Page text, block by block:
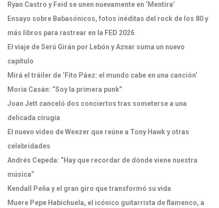
Ryan Castro y Feid se unen nuevamente en ‘Mentira’
Ensayo sobre Babasónicos, fotos inéditas del rock de los 80 y
más libros para rastrear en la FED 2026
El viaje de Serú Girán por Lebón y Aznar suma un nuevo
capítulo
Mirá el tráiler de ‘Fito Páez: el mundo cabe en una canción’
Moria Casán: “Soy la primera punk”
Joan Jett canceló dos conciertos tras someterse a una
delicada cirugía
El nuevo video de Weezer que reúne a Tony Hawk y otras
celebridades
Andrés Cepeda: “Hay que recordar de dónde viene nuestra
música”
Kendall Peña y el gran giro que transformó su vida
Muere Pepe Habichuela, el icónico guitarrista de flamenco, a